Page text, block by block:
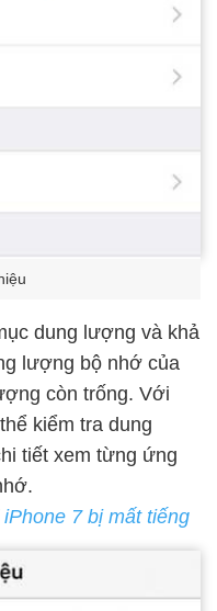
dung lượng và khả
lượng bộ nhớ của
còn trống. Với
kiểm tra dung
tiết xem từng ứng
iPhone 7 bị mất tiếng